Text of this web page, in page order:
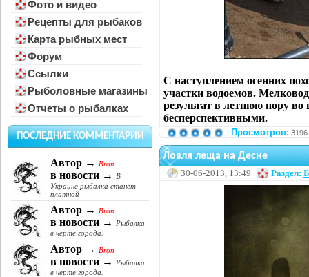
Фото и видео
Рецепты для рыбаков
Карта рыбных мест
Форум
Ссылки
Рыболовные магазины
Отчеты о рыбалках
ПОСЛЕДНИЕ КОММЕНТАРИИ
Автор → Bron
в новости →
В
Украине рыбалка станет
платной
Автор → Bron
в новости →
Рыбалка
в черте города.
Автор → Bron
в новости →
Рыбалка
в черте города.
С наступлением осенних
участки водоемов.
результат в летнюю пору
бесперспективными.
Просмотров:
Ловля леща на Десне
30-06-2013, 13:49 Раздел: